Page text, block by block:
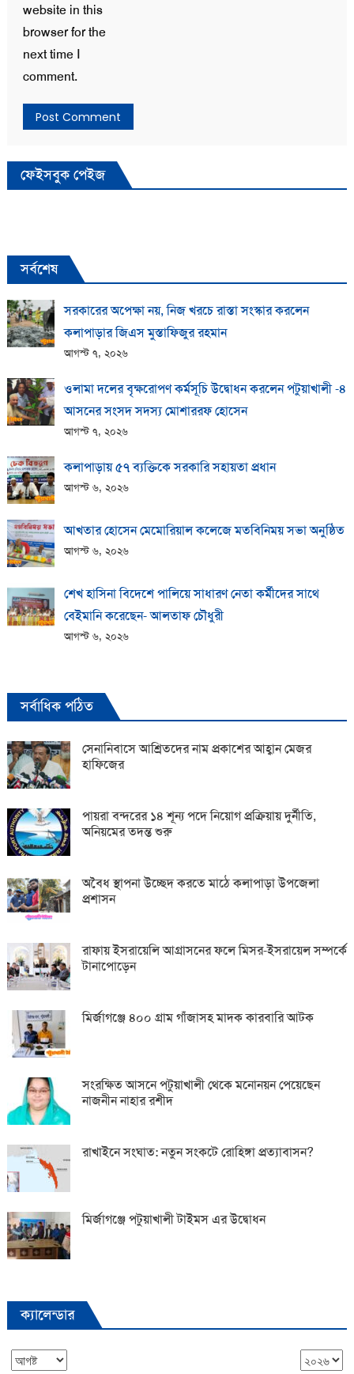
website in this
browser for the
next time I
comment.
ফেইসবুক পেইজ
সর্বশেষ
সরকারের অপেক্ষা নয়, নিজ খরচে রাস্তা সংস্কার করলেন
কলাপাড়ার জিএস মুস্তাফিজুর রহমান
আগস্ট ৭, ২০২৬
ওলামা দলের বৃক্ষরোপণ কর্মসূচি উদ্বোধন করলেন পটুয়াখালী -৪
আসনের সংসদ সদস্য মোশাররফ হোসেন
আগস্ট ৭, ২০২৬
কলাপাড়ায় ​৫৭ ব্যক্তিকে সরকারি সহায়তা প্রধান
আগস্ট ৬, ২০২৬
আখতার হোসেন মেমোরিয়াল কলেজে মতবিনিময় সভা অনুষ্ঠিত
আগস্ট ৬, ২০২৬
শেখ হাসিনা বিদেশে পালিয়ে সাধারণ নেতা কর্মীদের সাথে
বেইমানি করেছেন- আলতাফ চৌধুরী
আগস্ট ৬, ২০২৬
সর্বাধিক পঠিত
সেনানিবাসে আশ্রিতদের নাম প্রকাশের আহ্বান মেজর
হাফিজের
পায়রা বন্দরের ১৪ শূন্য পদে নিয়োগ প্রক্রিয়ায় দুর্নীতি,
অনিয়মের তদন্ত শুরু
অবৈধ স্থাপনা উচ্ছেদ করতে মাঠে কলাপাড়া উপজেলা
প্রশাসন
রাফায় ইসরায়েলি আগ্রাসনের ফলে মিসর-ইসরায়েল সম্পর্কে
টানাপোড়েন
মির্জাগঞ্জে ৪০০ গ্রাম গাঁজাসহ মাদক কারবারি আটক
সংরক্ষিত আসনে পটুয়াখালী থেকে মনোনয়ন পেয়েছেন
নাজনীন নাহার রশীদ
রাখাইনে সংঘাত: নতুন সংকটে রোহিঙ্গা প্রত্যাবাসন?
মির্জাগঞ্জে পটুয়াখালী টাইমস এর উদ্বোধন
ক্যালেন্ডার